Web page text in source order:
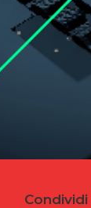
Condividi